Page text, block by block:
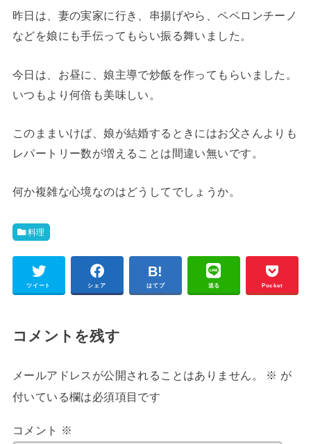
昨日は、妻の実家に行き、串揚げやら、ペペロンチーノ
などを娘にも手伝ってもらい振る舞いました。
今日は、お昼に、娘主導で炒飯を作ってもらいました。
いつもより何倍も美味しい。
このままいけば、娘が結婚するときにはお父さんよりも
レパートリー数が増えることは間違い無いです。
何か複雑な心境なのはどうしてでしょうか。
料理
ツイート シェア はてブ 送る Pocket
コメントを残す
メールアドレスが公開されることはありません。 ※ が
付いている欄は必須項目です
コメント ※